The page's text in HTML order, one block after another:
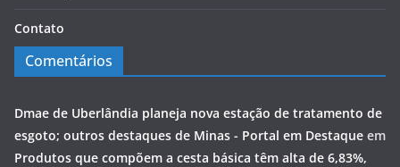
Contato
Comentários
Dmae de Uberlândia planeja nova estação de tratamento de
esgoto; outros destaques de Minas - Portal em Destaque em
Produtos que compõem a cesta básica têm alta de 6,83%,